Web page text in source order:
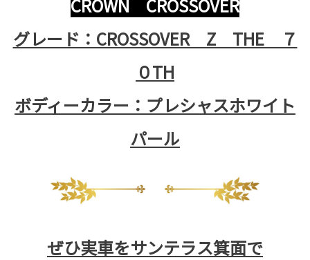
CROWN CROSSOVER
グレード：CROSSOVER Z THE ７
０TH
ボディーカラー：プレシャスホワイト
パール
ぜひ実車をサンテラス箕面で